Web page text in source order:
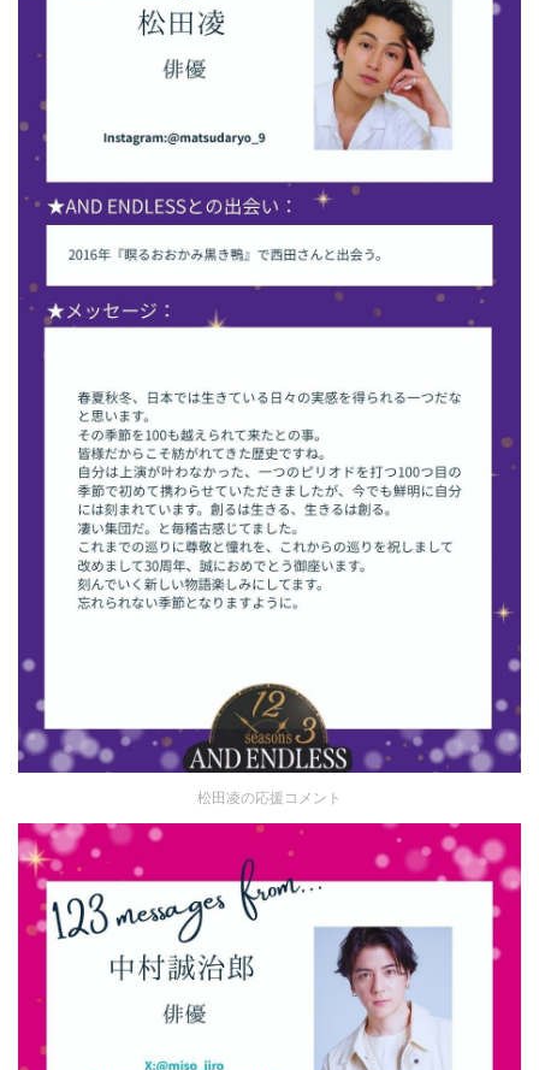
松田凌の応援コメント